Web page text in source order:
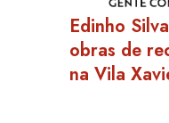
Edinho
obras de
na Vila